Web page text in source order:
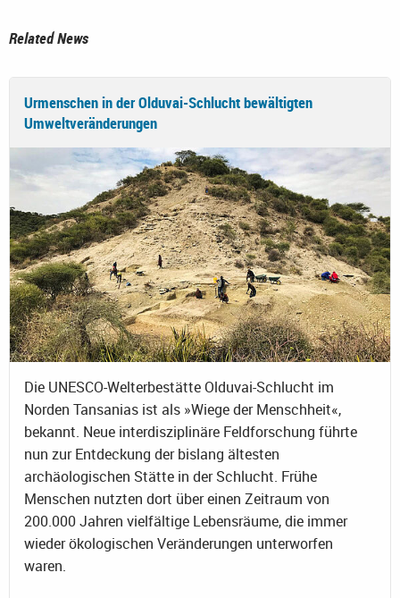
Related News
Urmenschen in der Olduvai-Schlucht bewältigten
Umweltveränderungen
Die UNESCO-Welterbestätte Olduvai-Schlucht im
Norden Tansanias ist als »Wiege der Menschheit«,
bekannt. Neue interdisziplinäre Feldforschung führte
nun zur Entdeckung der bislang ältesten
archäologischen Stätte in der Schlucht. Frühe
Menschen nutzten dort über einen Zeitraum von
200.000 Jahren vielfältige Lebensräume, die immer
wieder ökologischen Veränderungen unterworfen
waren.